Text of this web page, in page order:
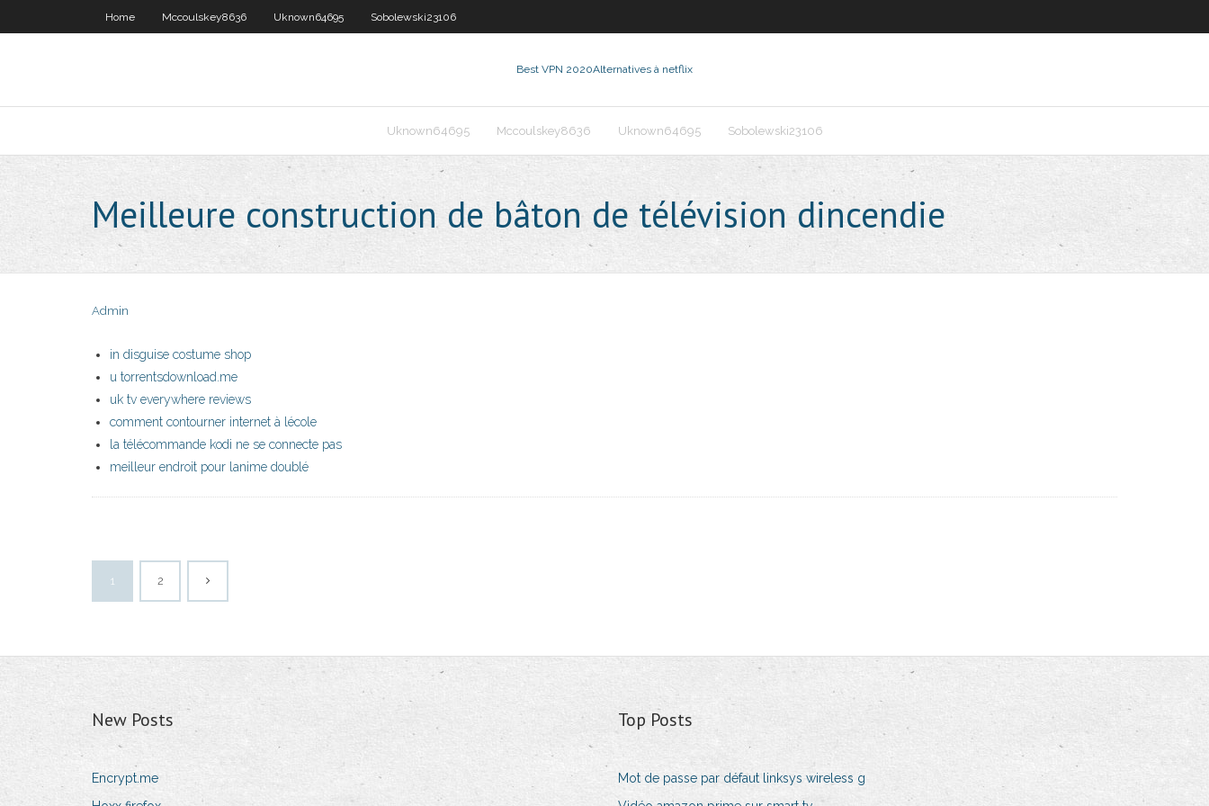
Home Mccoulskey8636 Uknown64695 Sobolewski23106
Best VPN 2020Alternatives à netflix
Uknown64695 Mccoulskey8636 Uknown64695 Sobolewski23106
Meilleure construction de bâton de télévision dincendie
Admin
in disguise costume shop
u torrentsdownload.me
uk tv everywhere reviews
comment contourner internet à lécole
la télécommande kodi ne se connecte pas
meilleur endroit pour lanime doublé
1 2
New Posts
Encrypt.me
Top Posts
Mot de passe par défaut linksys wireless g